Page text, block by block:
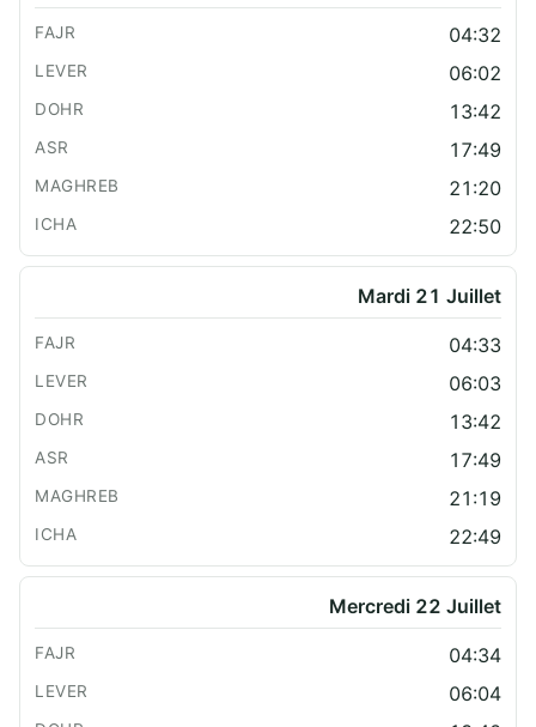
04:32
06:02
13:42
17:49
21:20
22:50
Mardi 21 Juillet
04:33
06:03
13:42
17:49
21:19
22:49
Mercredi 22 Juillet
04:34
06:04